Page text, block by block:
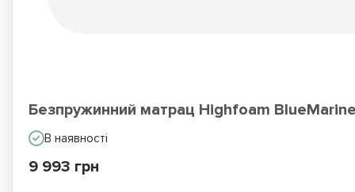
Безпружинний матрац Highfoam
В наявності
9 993 грн